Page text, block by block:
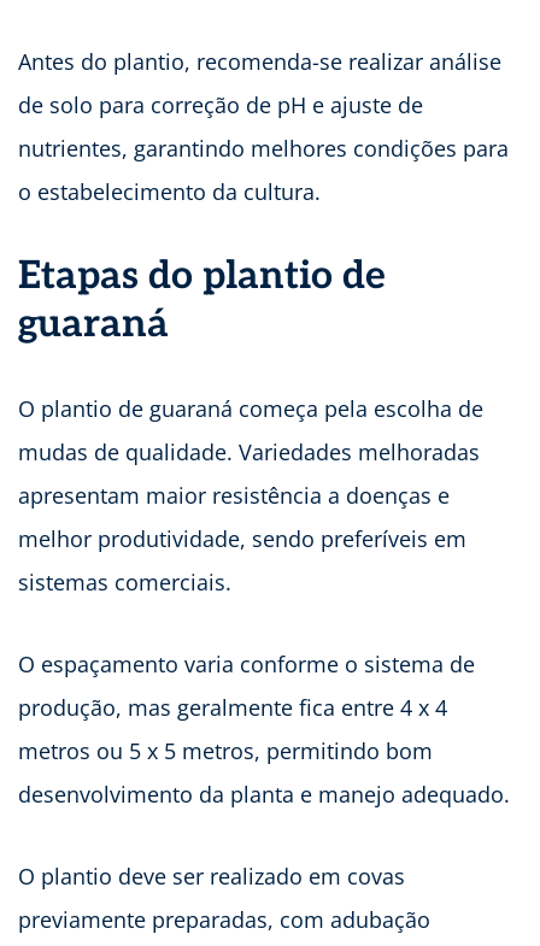
Antes do plantio, recomenda-se realizar análise
de solo para correção de pH e ajuste de
nutrientes, garantindo melhores condições para
o estabelecimento da cultura.
Etapas do plantio de
guaraná
O plantio de guaraná começa pela escolha de
mudas de qualidade. Variedades melhoradas
apresentam maior resistência a doenças e
melhor produtividade, sendo preferíveis em
sistemas comerciais.
O espaçamento varia conforme o sistema de
produção, mas geralmente fica entre 4 x 4
metros ou 5 x 5 metros, permitindo bom
desenvolvimento da planta e manejo adequado.
O plantio deve ser realizado em covas
previamente preparadas, com adubação